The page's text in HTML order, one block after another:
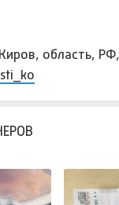
область,